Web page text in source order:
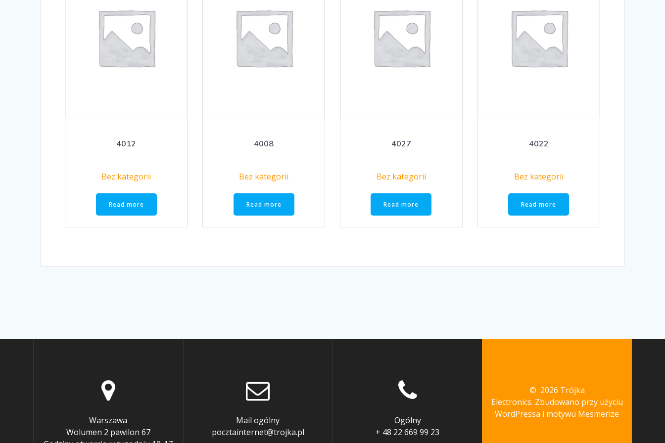
4012
Bez kategorii
Read more
4008
Bez kategorii
Read more
4027
Bez kategorii
Read more
4022
Bez kategorii
Read more
Warszawa
Wolumen 2 pawilon 67
Mail ogólny
pocztainternet@trojka.pl
Ogólny
+ 48 22 669 99 23
© 2026 Trójka
Electronics. Zbudowano przy użyciu
WordPressa i motywu Mesmerize